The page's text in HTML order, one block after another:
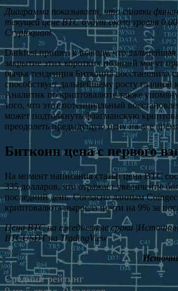
Диаграмма показывает, что ставки
текущей цене BTC будут около уровня
Cryptoquant
Darkfost пришел к выводу, что
закрытие этих коротких позиций могут
бычья тенденция Биткоина восстановила
способствует дальнейшему росту
Аналитик по криптовалюте также
того, что этот потенциальный
может подтолкнуть флагманскую
преодолеть предыдущую цену на все
Биткоин цена с первого
На момент написания статьи цена BTC
335 долларов, что отражает увеличение
последний день. Согласно данным
криптовалюта выросла почти на 9% за
Цена BTC на ежедневные сроки
BTCUSDT на TradingView
Средний рейтинг